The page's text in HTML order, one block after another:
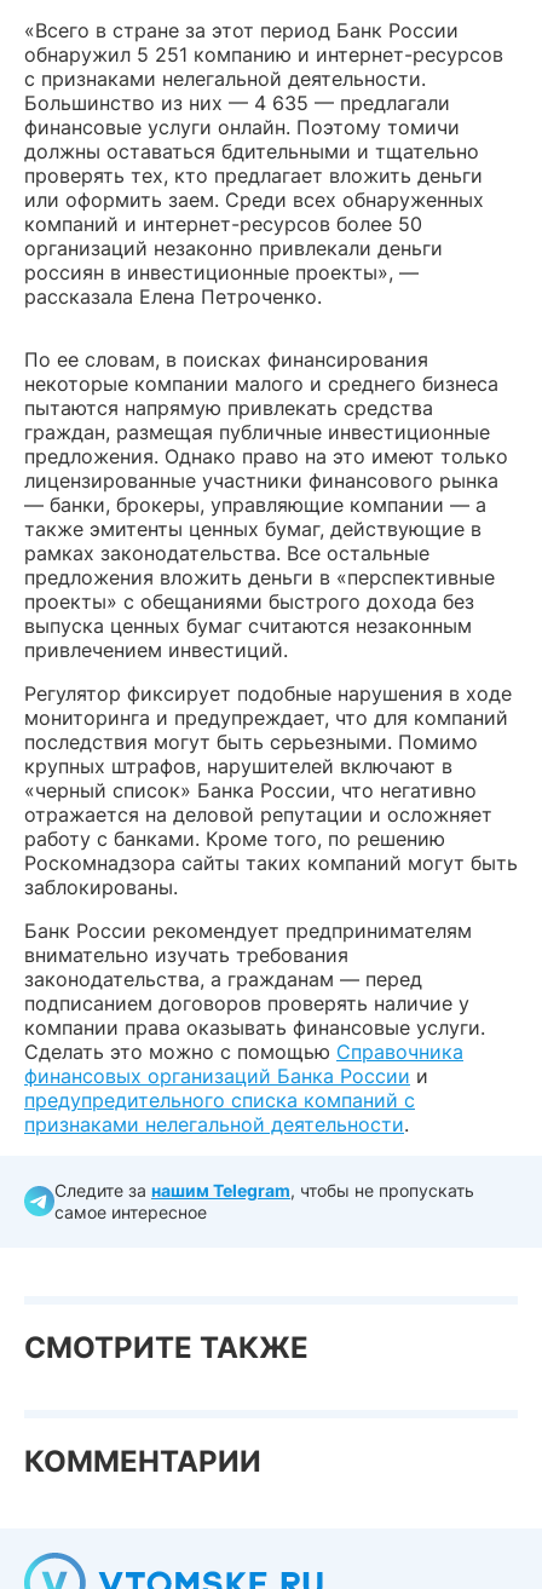
«Всего в стране за этот период Банк России
обнаружил 5 251 компанию и интернет-ресурсов
с признаками нелегальной деятельности.
Большинство из них — 4 635 — предлагали
финансовые услуги онлайн. Поэтому томичи
должны оставаться бдительными и тщательно
проверять тех, кто предлагает вложить деньги
или оформить заем. Среди всех обнаруженных
компаний и интернет-ресурсов более 50
организаций незаконно привлекали деньги
россиян в инвестиционные проекты», —
рассказала Елена Петроченко.
По ее словам, в поисках финансирования
некоторые компании малого и среднего бизнеса
пытаются напрямую привлекать средства
граждан, размещая публичные инвестиционные
предложения. Однако право на это имеют только
лицензированные участники финансового рынка
— банки, брокеры, управляющие компании — а
также эмитенты ценных бумаг, действующие в
рамках законодательства. Все остальные
предложения вложить деньги в «перспективные
проекты» с обещаниями быстрого дохода без
выпуска ценных бумаг считаются незаконным
привлечением инвестиций.
Регулятор фиксирует подобные нарушения в ходе
мониторинга и предупреждает, что для компаний
последствия могут быть серьезными. Помимо
крупных штрафов, нарушителей включают в
«черный список» Банка России, что негативно
отражается на деловой репутации и осложняет
работу с банками. Кроме того, по решению
Роскомнадзора сайты таких компаний могут быть
заблокированы.
Банк России рекомендует предпринимателям
внимательно изучать требования
законодательства, а гражданам — перед
подписанием договоров проверять наличие у
компании права оказывать финансовые услуги.
Сделать это можно с помощью Справочника
финансовых организаций Банка России и
предупредительного списка компаний с
признаками нелегальной деятельности.
Следите за нашим Telegram, чтобы не пропускать
самое интересное
СМОТРИТЕ ТАКЖЕ
КОММЕНТАРИИ